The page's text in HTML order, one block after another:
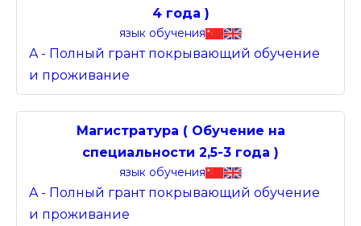
4 года )
язык обучения
A - Полный грант покрывающий обучение
и проживание
Магистратура ( Обучение на
специальности 2,5-3 года )
язык обучения
A - Полный грант покрывающий обучение
и проживание